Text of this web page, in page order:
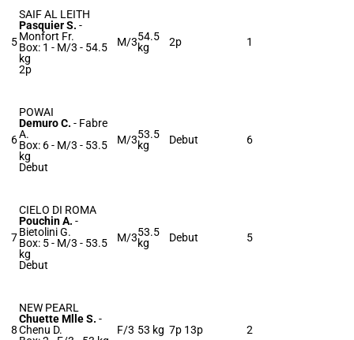
5
SAIF AL LEITH
Pasquier S. -
Monfort Fr.
Box: 1 - M/3 - 54.5
kg
2p
M/354.5
kg
2p 1
6
POWAI
Demuro C. - Fabre
A.
Box: 6 - M/3 - 53.5
kg
Debut
M/353.5
kg
Debut 6
7
CIELO DI ROMA
Pouchin A. -
Bietolini G.
Box: 5 - M/3 - 53.5
kg
Debut
M/353.5
kg
Debut 5
8
NEW PEARL
Chuette Mlle S. -
Chenu D.
F/3 53 kg 7p 13p 2